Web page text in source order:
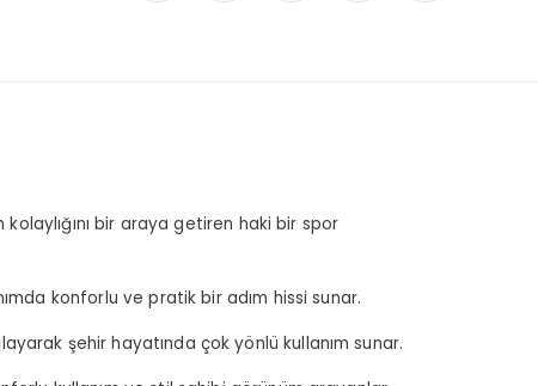
bir araya getiren haki bir spor
konforlu ve pratik bir adım hissi sunar.
şehir hayatında çok yönlü kullanım sunar.